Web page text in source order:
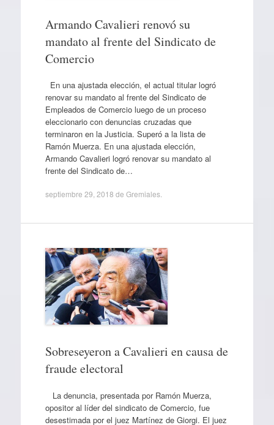
Armando Cavalieri renovó su
mandato al frente del Sindicato de
Comercio
En una ajustada elección, el actual titular logró
renovar su mandato al frente del Sindicato de
Empleados de Comercio luego de un proceso
eleccionario con denuncias cruzadas que
terminaron en la Justicia. Superó a la lista de
Ramón Muerza. En una ajustada elección,
Armando Cavalieri logró renovar su mandato al
frente del Sindicato de…
septiembre 29, 2018 de Gremiales.
Sobreseyeron a Cavalieri en causa de
fraude electoral
La denuncia, presentada por Ramón Muerza,
opositor al líder del sindicato de Comercio, fue
desestimada por el juez Martínez de Giorgi. El juez